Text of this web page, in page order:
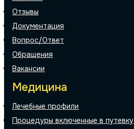
Отзывы
Документация
Вопрос/Ответ
Обращения
Вакансии
Медицина
Лечебные профили
Процедуры включенные в путевку